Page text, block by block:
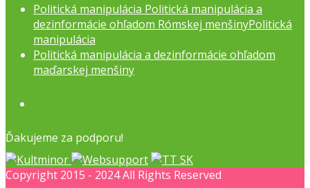
Politická manipulácia Politická manipulácia a
dezinformácie ohľadom Rómskej menšinyPolitická
manipulácia
Politická manipulácia a dezinformácie ohľadom
maďarskej menšiny
Ďakujeme za podporu!
Copyright 2015 - 2024 All Rights Reserved